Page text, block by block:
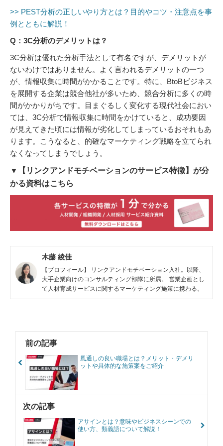
>> PEST分析の正しいやり方とは？目的やコツ・注意点を事
例とともに解説！
Q：3C分析のデメリットは？
3C分析は優れた分析手法として有名ですが、デメリットが
ないわけではありません。よく言われるデメリットの一つ
が、情報収集に時間がかかることです。特に、BtoBビジネス
を展開する企業は競合他社が多いため、競合分析に多くの時
間がかかりがちです。目まぐるしく変化する現代社会におい
ては、3C分析で情報収集に時間をかけていると、成功要因
が見えてきた頃には情報が劣化してしまっているおそれもあ
ります。こうなると、的確なマーケティング戦略を立てられ
なくなってしまうでしょう。
▼【リンクアンドモチベーションのサービス特徴】が分
かる資料はこちら
木藤 綾佳
【プロフィール】 リンクアンドモチベーション入社。以降、
大手企業向けのコンサルティング部隊に所属。 営業企画とし
て人材育成サービスに関するマーケティング施策に携わる。
前の記事
風通しの良い職場とは？メリット・デメリ
ットや具体的な施策案をご紹介
次の記事
アサインとは？意味やビジネスシーンでの
使い方、類義語について解説！